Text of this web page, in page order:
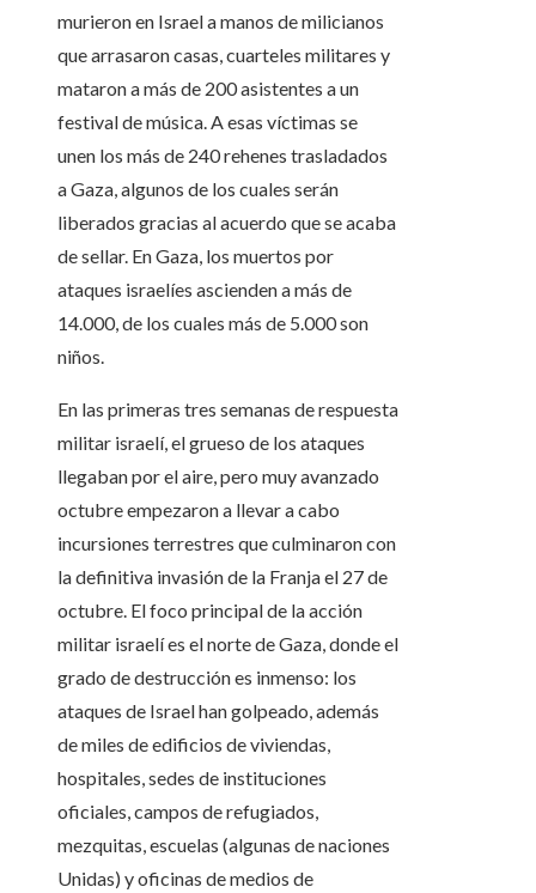
murieron en Israel a manos de milicianos
que arrasaron casas, cuarteles militares y
mataron a más de 200 asistentes a un
festival de música. A esas víctimas se
unen los más de 240 rehenes trasladados
a Gaza, algunos de los cuales serán
liberados gracias al acuerdo que se acaba
de sellar. En Gaza, los muertos por
ataques israelíes ascienden a más de
14.000, de los cuales más de 5.000 son
niños.
En las primeras tres semanas de respuesta
militar israelí, el grueso de los ataques
llegaban por el aire, pero muy avanzado
octubre empezaron a llevar a cabo
incursiones terrestres que culminaron con
la definitiva invasión de la Franja el 27 de
octubre. El foco principal de la acción
militar israelí es el norte de Gaza, donde el
grado de destrucción es inmenso: los
ataques de Israel han golpeado, además
de miles de edificios de viviendas,
hospitales, sedes de instituciones
oficiales, campos de refugiados,
mezquitas, escuelas (algunas de naciones
Unidas) y oficinas de medios de